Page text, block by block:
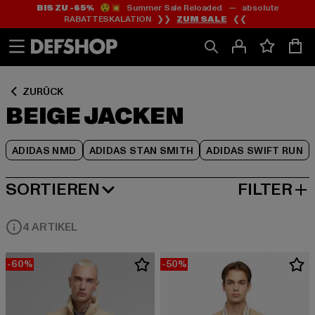
Zum
Inhalt
springen
Zum
Fußzeile
springen
BIS ZU -65%😲💥 Summer Sale Reloaded — absolute
RABATTESKALATION ❯❯ ZUM SALE ❮❮
ZURÜCK
BEIGE JACKEN
ADIDAS NMD ADIDAS STAN SMITH ADIDAS SWIFT RUN
Zum
Produktraster
springen
SORTIEREN
BELIEBTESTE FILTER
4 ARTIKEL
-60% -50%